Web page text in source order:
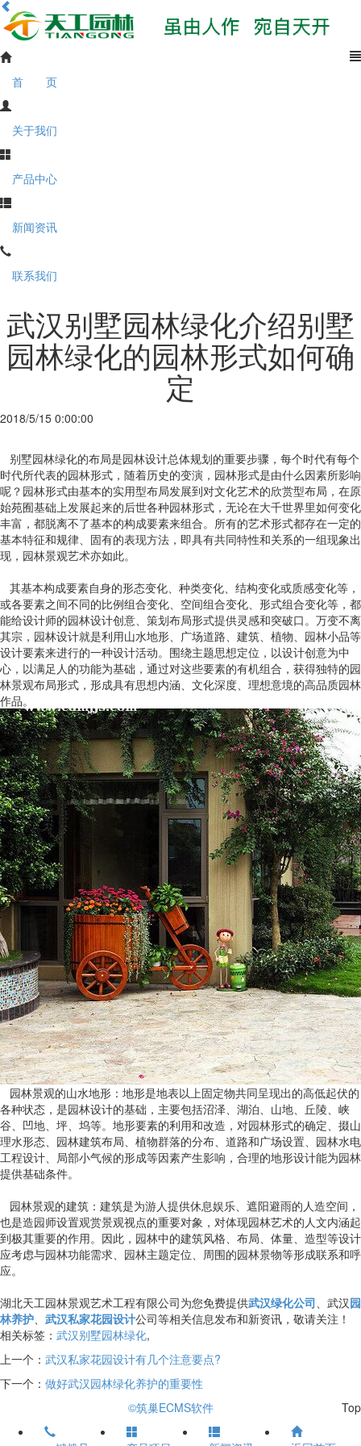
首 页
关于我们
产品中心
新闻资讯
联系我们
武汉别墅园林绿化介绍别墅
园林绿化的园林形式如何确
定
2018/5/15 0:00:00
别墅园林绿化的布局是园林设计总体规划的重要步骤，每个时代有每个
时代所代表的园林形式，随着历史的变演，园林形式是由什么因素所影响
呢？园林形式由基本的实用型布局发展到对文化艺术的欣赏型布局，在原
始苑囿基础上发展起来的后世各种园林形式，无论在大千世界里如何变化
丰富，都脱离不了基本的构成要素来组合。所有的艺术形式都存在一定的
基本特征和规律、固有的表现方法，即具有共同特性和关系的一组现象出
现，园林景观艺术亦如此。
其基本构成要素自身的形态变化、种类变化、结构变化或质感变化等，
或各要素之间不同的比例组合变化、空间组合变化、形式组合变化等，都
能给设计师的园林设计创意、策划布局形式提供灵感和突破口。万变不离
其宗，园林设计就是利用山水地形、广场道路、建筑、植物、园林小品等
设计要素来进行的一种设计活动。围绕主题思想定位，以设计创意为中
心，以满足人的功能为基础，通过对这些要素的有机组合，获得独特的园
林景观布局形式，形成具有思想内涵、文化深度、理想意境的高品质园林
作品。
园林景观的山水地形：地形是地表以上固定物共同呈现出的高低起伏的
各种状态，是园林设计的基础，主要包括沼泽、湖泊、山地、丘陵、峡
谷、凹地、坪、坞等。地形要素的利用和改造，对园林形式的确定、掇山
理水形态、园林建筑布局、植物群落的分布、道路和广场设置、园林水电
工程设计、局部小气候的形成等因素产生影响，合理的地形设计能为园林
提供基础条件。
园林景观的建筑：建筑是为游人提供休息娱乐、遮阳避雨的人造空间，
也是造园师设置观赏景观视点的重要对象，对体现园林艺术的人文内涵起
到极其重要的作用。因此，园林中的建筑风格、布局、体量、造型等设计
应考虑与园林功能需求、园林主题定位、周围的园林景物等形成联系和呼
应。
湖北天工园林景观艺术工程有限公司为您免费提供武汉绿化公司、武汉园
林养护、 武汉私家花园设计公司等相关信息发布和新资讯，敬请关注！
相关标签： 武汉别墅园林绿化,
上一个： 武汉私家花园设计有几个注意要点?
下一个： 做好武汉园林绿化养护的重要性
Top
©筑巢ECMS软件